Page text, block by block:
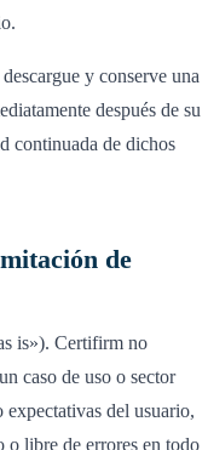
y conserve una
después de su
continuada de dichos
de
is»). Certifirm no
caso de uso o sector
expectativas del usuario,
o libre de errores en todo